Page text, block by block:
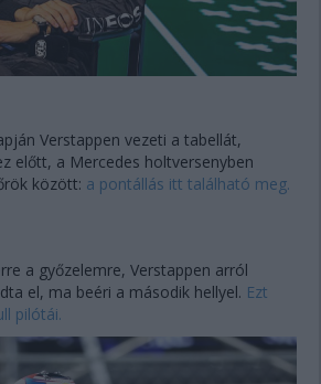
Verstappen vezeti a tabellát,
előtt, a Mercedes holtversenyben
között: a pontállás itt található meg.
a győzelemre, Verstappen arról
el, ma beéri a második hellyel. Ezt
pilótái.